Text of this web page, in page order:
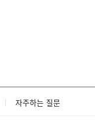
자주하는 질문